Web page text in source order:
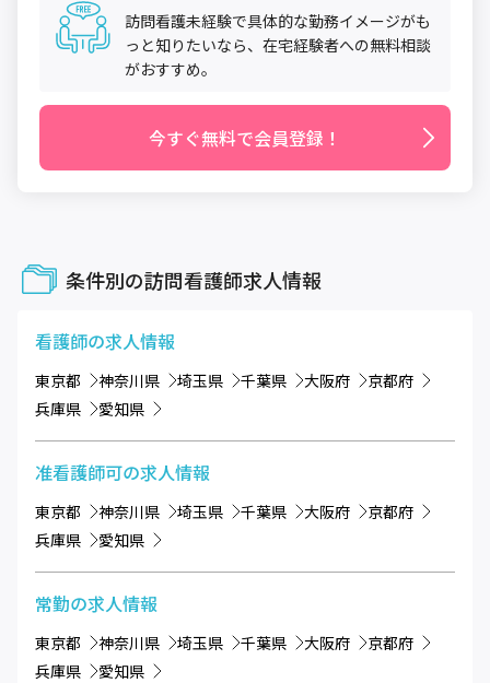
訪問看護未経験で具体的な勤務イメージがも
っと知りたいなら、在宅経験者への無料相談
がおすすめ。
今すぐ無料で会員登録！
条件別の訪問看護師求人情報
看護師の求人情報
東京都 神奈川県 埼玉県 千葉県 大阪府
京都府
兵庫県
愛知県
准看護師可の求人情報
東京都 神奈川県 埼玉県 千葉県 大阪府
京都府
兵庫県
愛知県
常勤の求人情報
東京都 神奈川県 埼玉県 千葉県 大阪府
京都府
兵庫県
愛知県